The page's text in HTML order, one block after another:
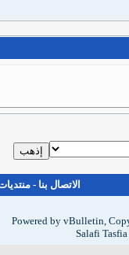
الاتصال بنا -
Powered by vBulletin,
Salafi